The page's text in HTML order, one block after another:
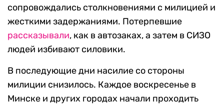
сопровождались столкновениями с милицией и
жесткими задержаниями. Потерпевшие
рассказывали, как в автозаках, а затем в СИЗО
людей избивают силовики.
В последующие дни насилие со стороны
милиции снизилось. Каждое воскресенье в
Минске и других городах начали проходить